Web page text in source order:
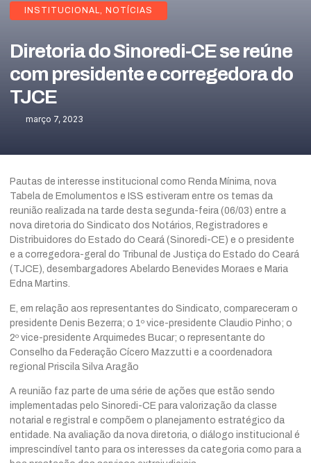
INSTITUCIONAL, NOTÍCIAS
Diretoria do Sinoredi-CE se reúne
com presidente e corregedora do
TJCE
março 7, 2023
Pautas de interesse institucional como Renda Mínima, nova
Tabela de Emolumentos e ISS estiveram entre os temas da
reunião realizada na tarde desta segunda-feira (06/03) entre a
nova diretoria do Sindicato dos Notários, Registradores e
Distribuidores do Estado do Ceará (Sinoredi-CE) e o presidente
e a corregedora-geral do Tribunal de Justiça do Estado do Ceará
(TJCE), desembargadores Abelardo Benevides Moraes e Maria
Edna Martins.
E, em relação aos representantes do Sindicato, compareceram o
presidente Denis Bezerra; o 1º vice-presidente Claudio Pinho; o
2º vice-presidente Arquimedes Bucar; o representante do
Conselho da Federação Cícero Mazzutti e a coordenadora
regional Priscila Silva Aragão
A reunião faz parte de uma série de ações que estão sendo
implementadas pelo Sinoredi-CE para valorização da classe
notarial e registral e compõem o planejamento estratégico da
entidade. Na avaliação da nova diretoria, o diálogo institucional é
imprescindível tanto para os interesses da categoria como para a